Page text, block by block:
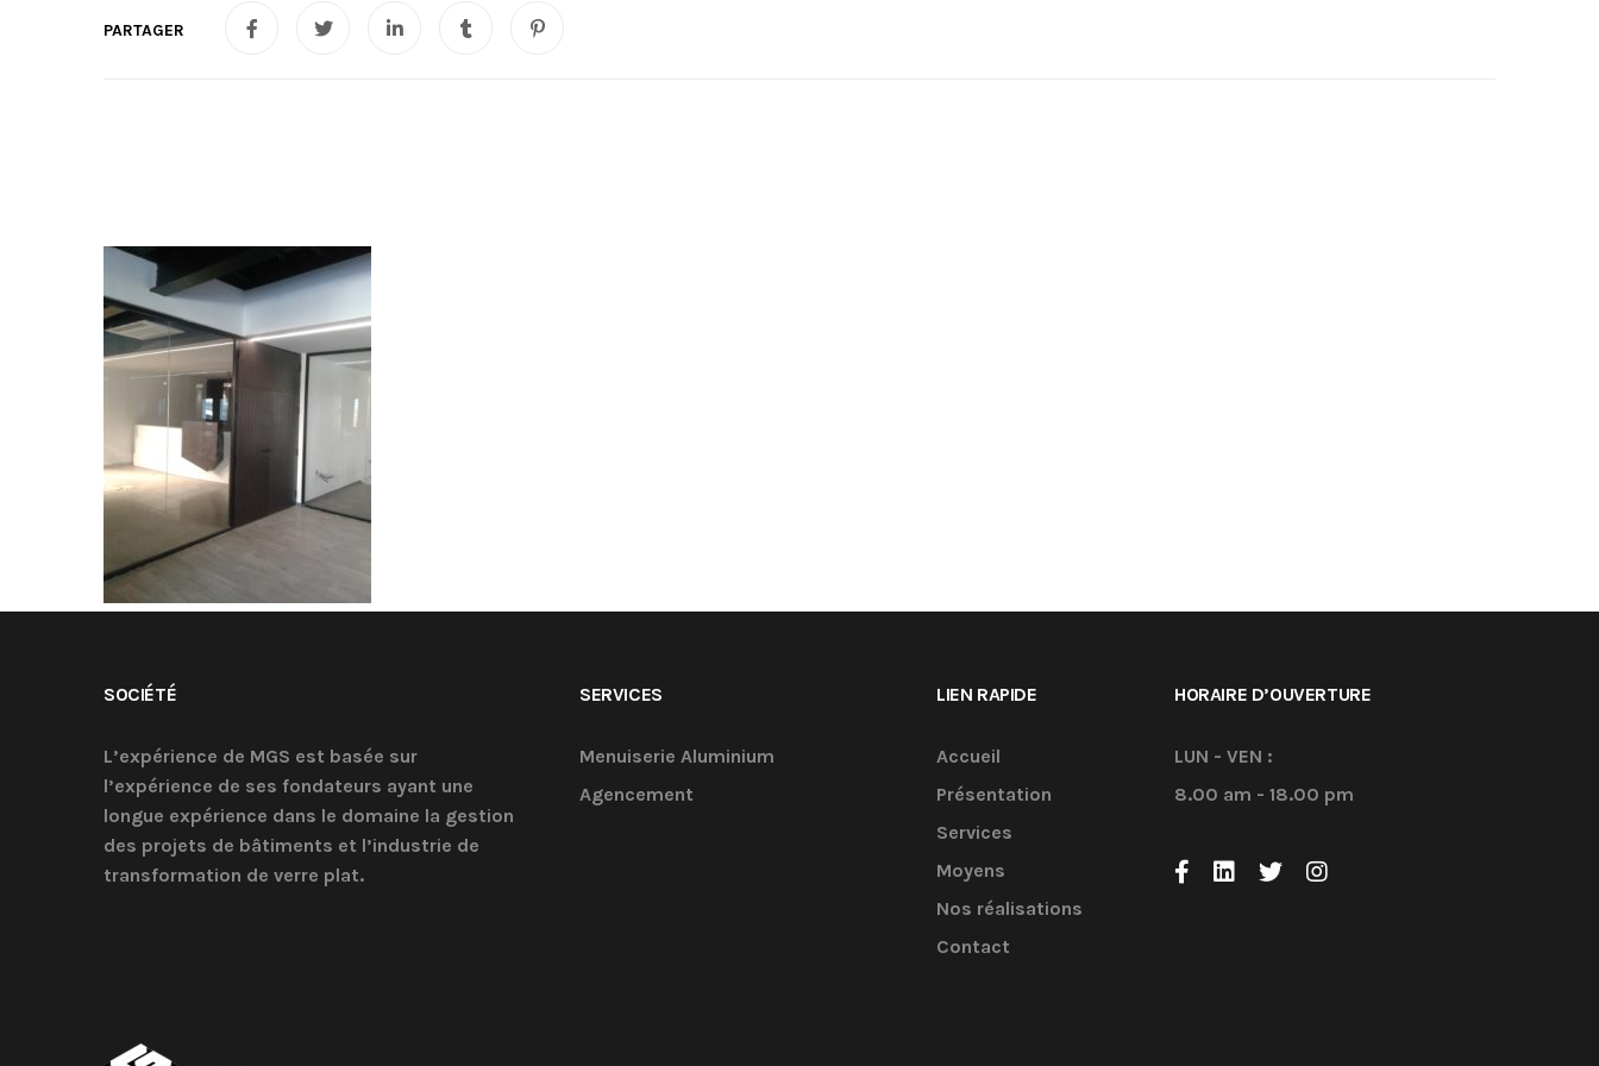
SOCIÉTÉ
L’expérience de MGS est basée sur
l’expérience de ses fondateurs ayant une
longue expérience dans le domaine la gestion
des projets de bâtiments et l’industrie de
transformation de verre plat.
SERVICES
Menuiserie Aluminium
Agencement
LIEN RAPIDE
Accueil
Présentation
Services
Moyens
Nos réalisations
Contact
HORAIRE D’OUVERTURE
LUN - VEN :
8.00 am - 18.00 pm